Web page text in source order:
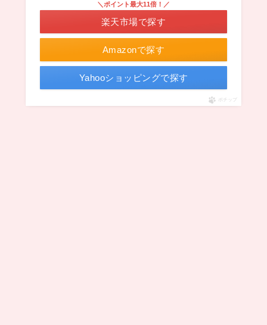
Amazonで探す
＼ポイント最大11倍！／
楽天市場で探す
Yahooショッピングで探す
ポチップ